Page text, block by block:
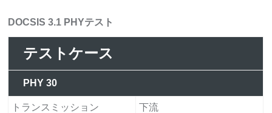
DOCSIS 3.1 PHYテスト
テストケース
PHY 30
トランスミッション 下流